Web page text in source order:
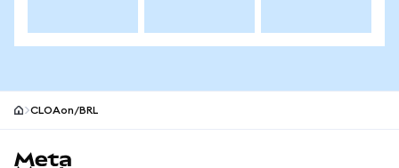
CLOAon/BRL